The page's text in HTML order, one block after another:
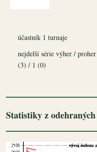
účastník 1 turnaje
nejdelší série výher /
(3) / 1 (0)
Statistiky z